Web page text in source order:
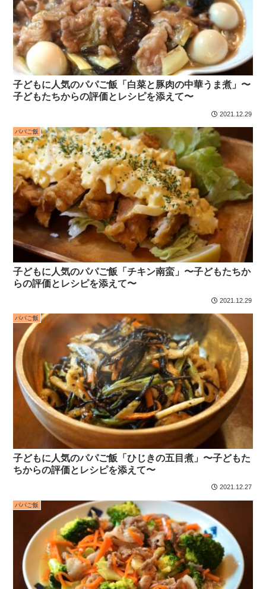
子どもに人気のパパご飯「白菜と豚肉の中華うま煮」〜
子どもたちからの評価とレシピを添えて〜
2021.12.29
パパご飯
子どもに人気のパパご飯「チキン南蛮」〜子どもたちか
らの評価とレシピを添えて〜
2021.12.29
パパご飯
子どもに人気のパパご飯「ひじきの五目煮」〜子どもた
ちからの評価とレシピを添えて〜
2021.12.27
パパご飯